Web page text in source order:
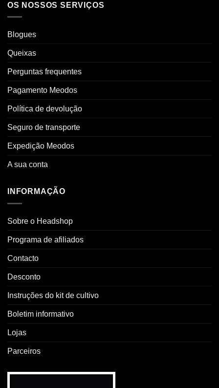
OS NOSSOS SERVIÇOS
Blogues
Queixas
Perguntas frequentes
Pagamento Meodos
Política de devolução
Seguro de transporte
Expedição Meodos
A sua conta
INFORMAÇÃO
Sobre o Headshop
Programa de afiliados
Contacto
Desconto
Instruções do kit de cultivo
Boletim informativo
Lojas
Parceiros